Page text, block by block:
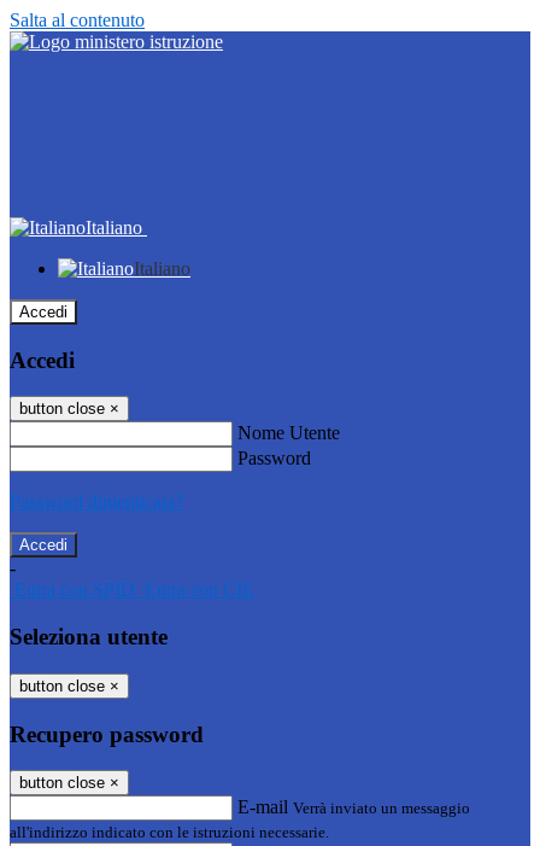
Salta al contenuto
Italiano
Italiano
Accedi
Accedi
button close ×
Nome Utente
Password
Password dimenticata?
-
Entra con SPID Entra con CIE
Seleziona utente
button close ×
Recupero password
button close ×
E-mail Verrà inviato un messaggio
all'indirizzo indicato con le istruzioni necessarie.